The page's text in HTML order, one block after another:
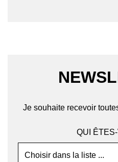
Je souhaite recevoir
QUI